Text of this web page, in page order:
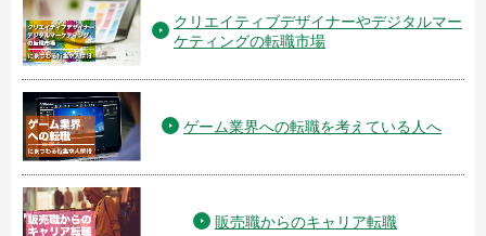
クリエイティブデザイナーやデジタルマー
ケティングの転職市場
ゲーム業界への転職を考えている人へ
販売職からのキャリア転職